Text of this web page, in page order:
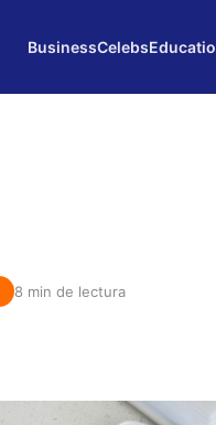
BusinessCelebs
8 min de lectura